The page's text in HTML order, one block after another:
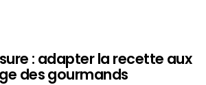
: adapter la recette aux
des gourmands